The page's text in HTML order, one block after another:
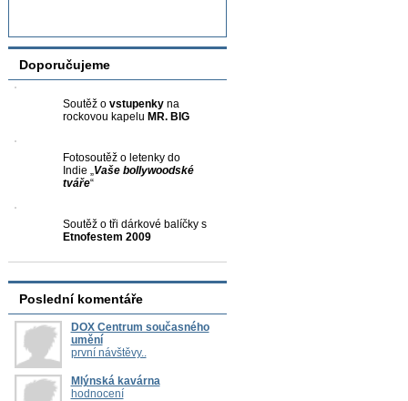
Doporučujeme
Soutěž o vstupenkyna
rockovou kapelu MR. BIG
Fotosoutěž o letenky do
Indie „Vaše bollywoodské
tváře“
Soutěž o tři dárkové balíčky s
Etnofestem 2009
Poslední komentáře
DOX Centrum současného
umění
první návštěvy..
Mlýnská kavárna
hodnocení